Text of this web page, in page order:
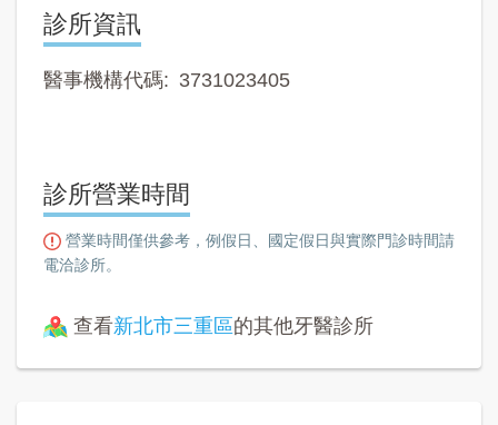
診所資訊
醫事機構代碼 3731023405
診所營業時間
營業時間僅供參考，例假日、國定假日與實際門診時間請
電洽診所。
查看新北市三重區的其他牙醫診所